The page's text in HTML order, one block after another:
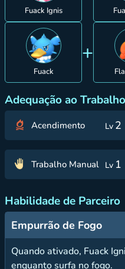
Fuack Ignis
Fuack
+
Adequação ao Trabalho
Acendimento Lv 2
Trabalho Manual Lv 1
Habilidade de Parceiro
Empurrão de Fogo
Quando ativado, Fuack
enquanto surfa no fogo.